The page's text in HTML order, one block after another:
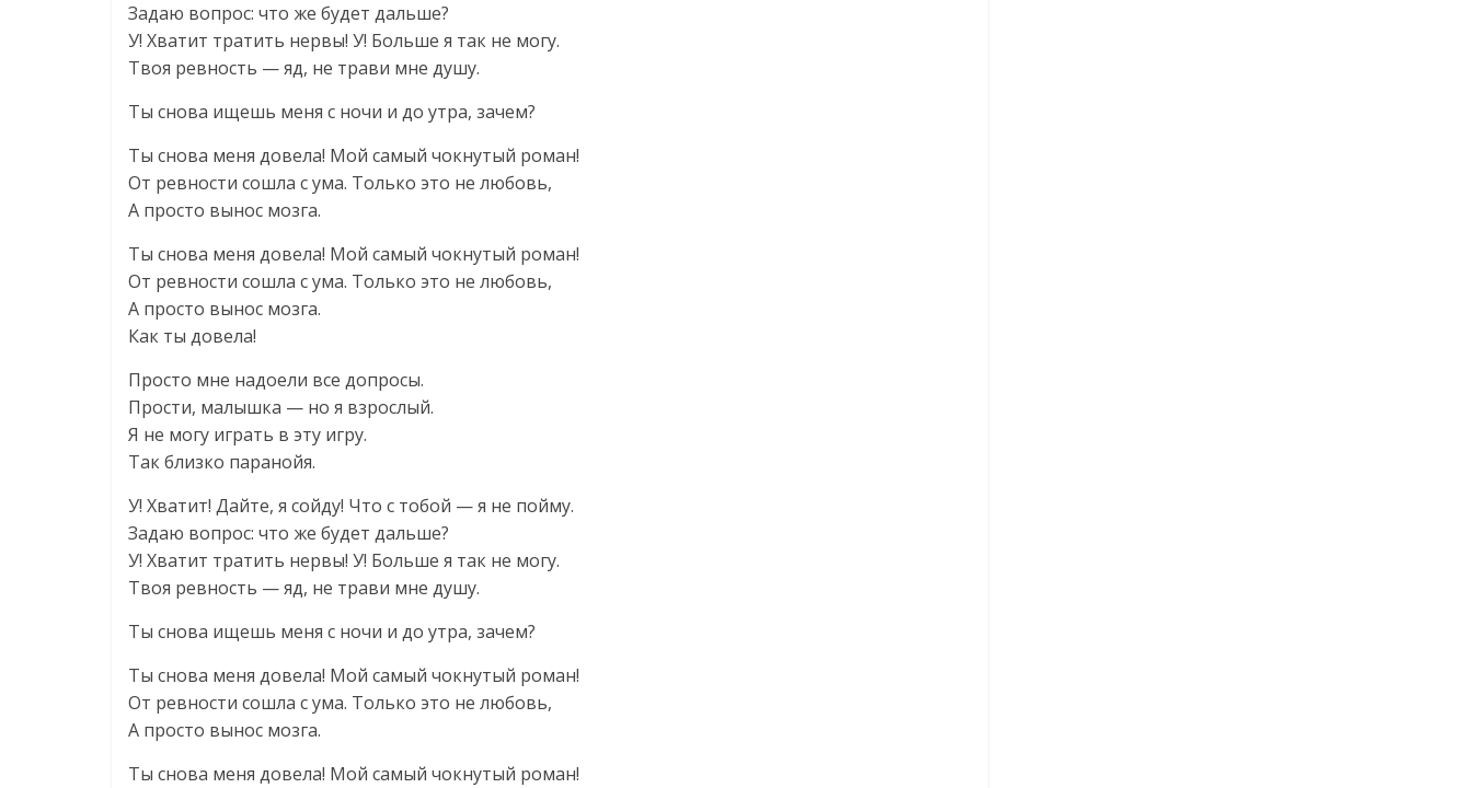
Задаю вопрос: что же будет дальше?
У! Хватит тратить нервы! У! Больше я так не могу.
Твоя ревность — яд, не трави мне душу.
Ты снова ищешь меня с ночи и до утра, зачем?
Ты снова меня довела! Мой самый чокнутый роман!
От ревности сошла с ума. Только это не любовь,
А просто вынос мозга.
Ты снова меня довела! Мой самый чокнутый роман!
От ревности сошла с ума. Только это не любовь,
А просто вынос мозга.
Как ты довела!
Просто мне надоели все допросы.
Прости, малышка — но я взрослый.
Я не могу играть в эту игру.
Так близко паранойя.
У! Хватит! Дайте, я сойду! Что с тобой — я не пойму.
Задаю вопрос: что же будет дальше?
У! Хватит тратить нервы! У! Больше я так не могу.
Твоя ревность — яд, не трави мне душу.
Ты снова ищешь меня с ночи и до утра, зачем?
Ты снова меня довела! Мой самый чокнутый роман!
От ревности сошла с ума. Только это не любовь,
А просто вынос мозга.
Ты снова меня довела! Мой самый чокнутый роман!